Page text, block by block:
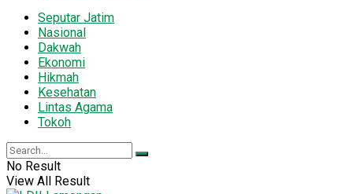
Seputar Jatim
Nasional
Dakwah
Ekonomi
Hikmah
Kesehatan
Lintas Agama
Tokoh
No Result
View All Result